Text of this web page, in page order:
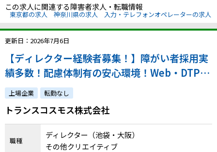
この求人に関連する障害者求人・転職情報
東京都の求人 神奈川県の求人 入力・テレフォンオペレーターの求人
更新日：2026年7月6日
【ディレクター経験者募集！】障がい者採用実
績多数！配慮体制有の安心環境！Web・DTPを
横断し、大手クライアントの制作を牽引。ディ
レクターとして活躍いただける方を募集しま
す！
上場企業 転勤なし
トランスコスモス株式会社
職種
ディレクター（池袋・大阪）
その他クリエイティブ